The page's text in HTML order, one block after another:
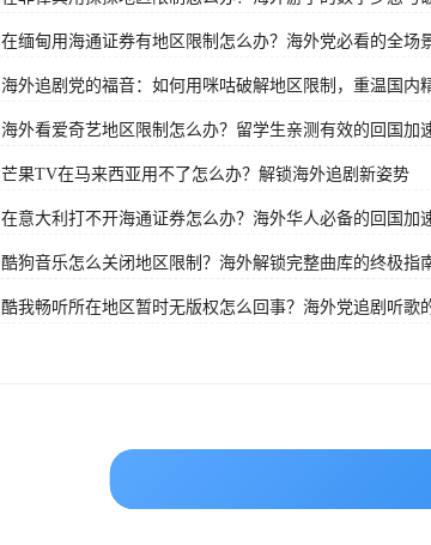
在缅甸用海通证券有地区限制怎么办？海外党必看的全场
海外追剧党的福音：如何用咪咕破解地区限制，重温国内
海外看爱奇艺地区限制怎么办？留学生亲测有效的回国加
芒果TV在马来西亚用不了怎么办？解锁海外追剧新姿势
在意大利打不开海通证券怎么办？海外华人必备的回国加
酷狗音乐怎么关闭地区限制？海外解锁完整曲库的终极指
酷我畅听所在地区暂时无版权怎么回事？海外党追剧听歌